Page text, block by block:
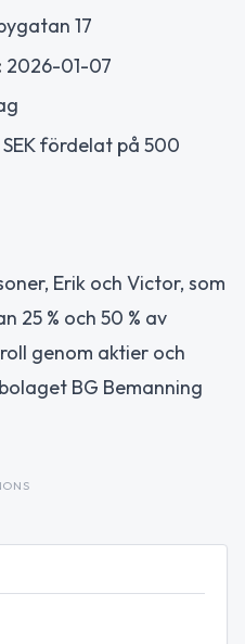
17
2026-01-07
fördelat på 500
Erik och Victor, som
25 % och 50 % av
genom aktier och
BG Bemanning